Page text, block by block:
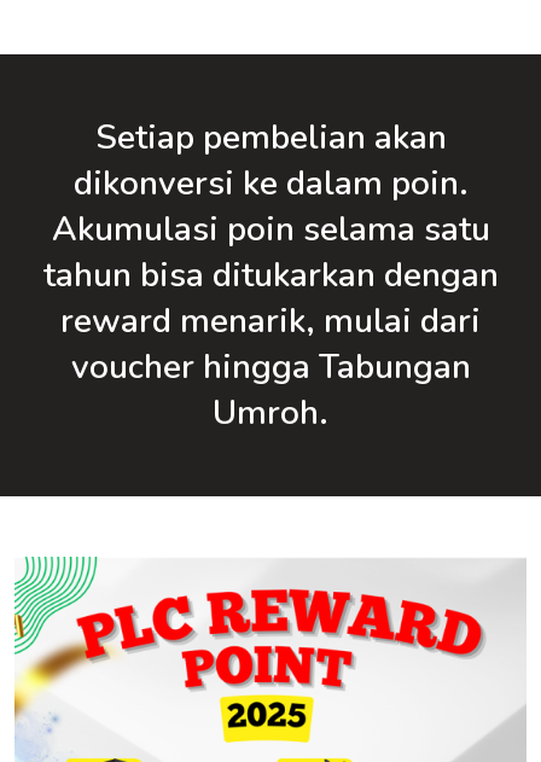
Setiap pembelian akan
dikonversi ke dalam poin.
Akumulasi poin selama satu
tahun bisa ditukarkan dengan
reward menarik, mulai dari
voucher hingga Tabungan
Umroh.